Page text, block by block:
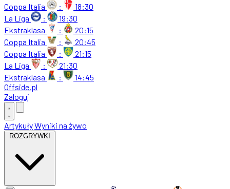
Coppa Italia
:
18:30
La Liga
:
19:30
Ekstraklasa
:
20:15
Coppa Italia
:
20:45
Coppa Italia
:
21:15
La Liga
:
21:30
Ekstraklasa
:
14:45
Offside.pl
Zaloguj
ArtykułyWyniki na żywo
ROZGRYWKI